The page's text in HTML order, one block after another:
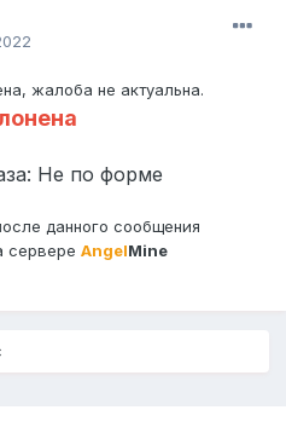
жалоба не актуальна.
Не по форме
данного сообщения
сервере AngelMine